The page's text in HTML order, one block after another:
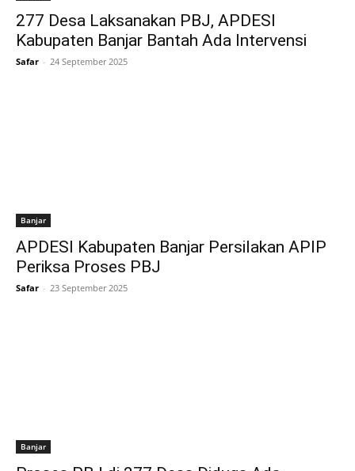
277 Desa Laksanakan PBJ, APDESI
Kabupaten Banjar Bantah Ada Intervensi
Safar - 24 September 2025
Banjar
APDESI Kabupaten Banjar Persilakan APIP
Periksa Proses PBJ
Safar - 23 September 2025
Banjar